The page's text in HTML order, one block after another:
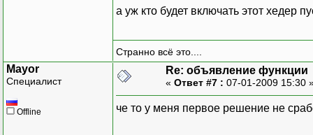
а уж кто будет включать этот хедер
Странно всё это....
Mayor
Специалист
Offline
Re: объявление функции
« Ответ #7 : 07-01-2009 15:30
че то у меня первое решение не